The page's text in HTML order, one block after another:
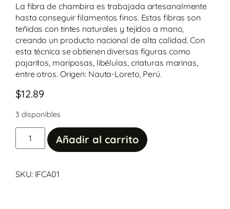
La fibra de chambira es trabajada artesanalmente
hasta conseguir filamentos finos. Estas fibras son
teñidas con tintes naturales y tejidos a mano,
creando un producto nacional de alta calidad. Con
esta técnica se obtienen diversas figuras como
pajaritos, mariposas, libélulas, criaturas marinas,
entre otros. Origen: Nauta-Loreto, Perú.
$12.89
3 disponibles
Añadir al carrito
SKU: IFCA01